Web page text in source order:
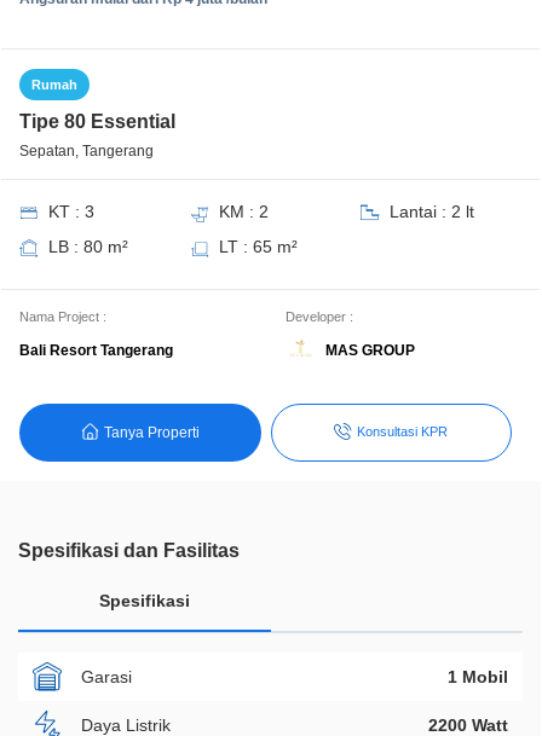
Rumah
Tipe 80 Essential
Sepatan, Tangerang
KT : 3 KM : 2
Lantai : 2 lt
LB : 80 m²
LT : 65 m²
Nama Project :
Bali Resort Tangerang
Developer :
MAS GROUP
Tanya Properti Konsultasi KPR
Spesifikasi dan Fasilitas
Spesifikasi
Garasi 1 Mobil
Daya Listrik 2200 Watt